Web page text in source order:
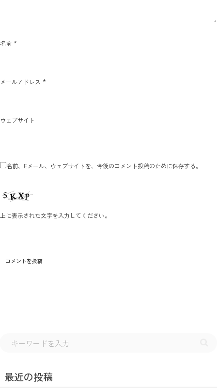
名前 *
メールアドレス *
ウェブサイト
名前、Eメール、ウェブサイトを、今後のコメント投稿のために保存する。
上に表示された文字を入力してください。
最近の投稿